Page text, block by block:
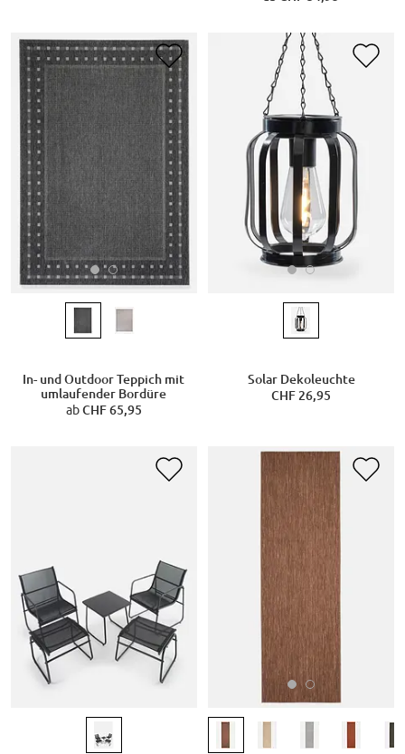
In- und Outdoor Teppich mit
umlaufender Bordüre
abCHF 65,95
Solar Dekoleuchte
CHF 26,95